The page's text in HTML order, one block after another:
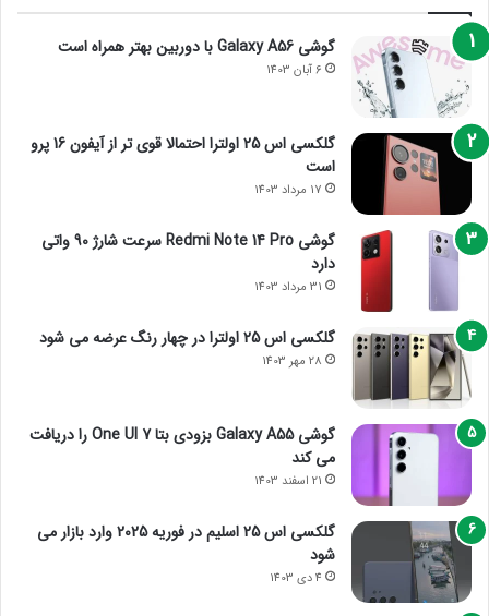
گوشی Galaxy A56 با دوربین بهتر همراه است
6 آبان 1403
گلکسی اس 25 اولترا احتمالا قوی تر از آیفون 16 پرو
است
17 مرداد 1403
گوشی Redmi Note 14 Pro سرعت شارژ 90 واتی
دارد
31 مرداد 1403
گلکسی اس 25 اولترا در چهار رنگ عرضه می شود
28 مهر 1403
گوشی Galaxy A55 بزودی بتا One UI 7 را دریافت
می کند
21 اسفند 1403
گلکسی اس 25 اسلیم در فوریه 2025 وارد بازار می
شود
4 دی 1403